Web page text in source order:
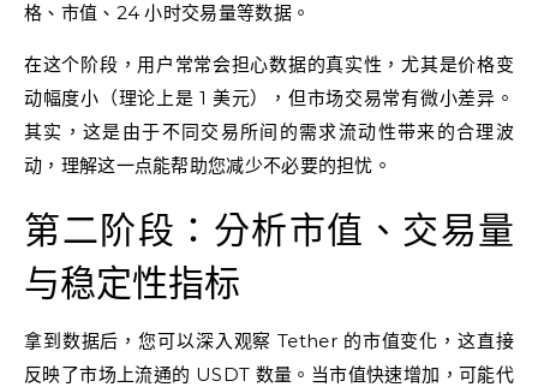
格、市值、24 小时交易量等数据。
在这个阶段，用户常常会担心数据的真实性，尤其是价格变
动幅度小（理论上是 1 美元），但市场交易常有微小差异。
其实，这是由于不同交易所间的需求流动性带来的合理波
动，理解这一点能帮助您减少不必要的担忧。
第二阶段：分析市值、交易量
与稳定性指标
拿到数据后，您可以深入观察 Tether 的市值变化，这直接
反映了市场上流通的 USDT 数量。当市值快速增加，可能代